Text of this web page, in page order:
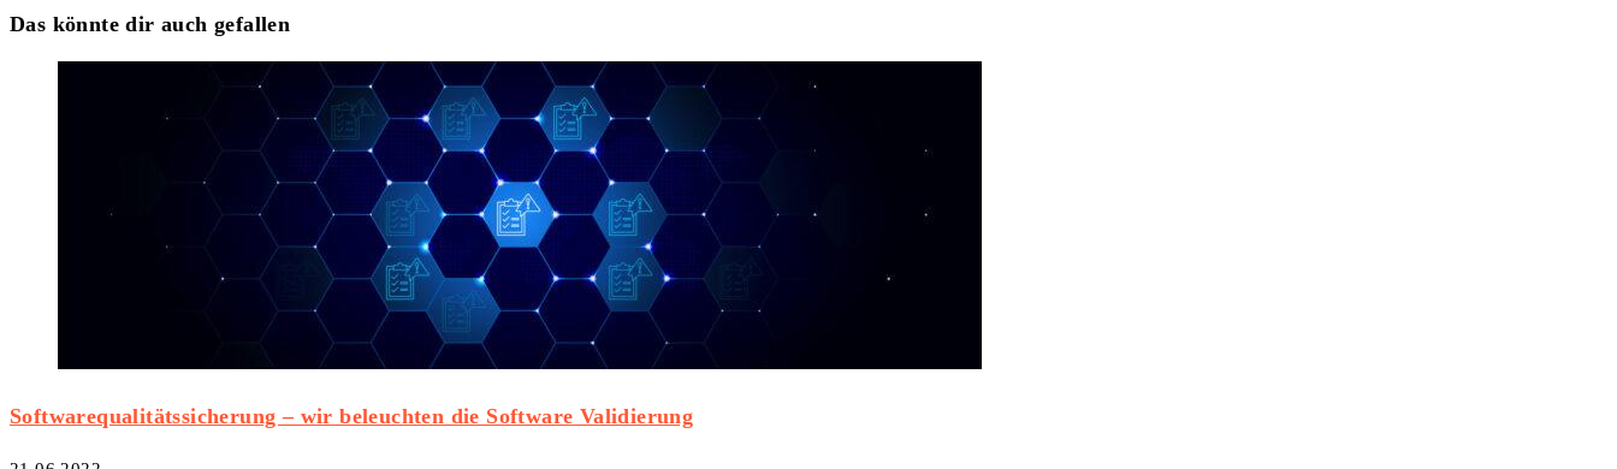
Das könnte dir auch gefallen
Softwarequalitätssicherung – wir beleuchten die Software Validierung